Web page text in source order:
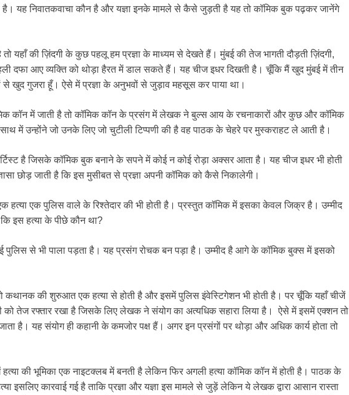
है। यह निवातकवाचा कौन है और यज्ञा इनके मामले से कैसे जुड़ती है यह तो कॉमिक बुक पढ़कर जानेंगे
तो यहाँ की ज़िंदगी के कुछ पहलू हम प्रज्ञा के माध्यम से देखते हैं। मुंबई की तेज भागती दौड़ती ज़िंदगी,
दफा आए व्यक्ति को थोड़ा हैरत में डाल सकते हैं। यह चीज इधर दिखती है। चूँकि मैं खुद मुंबई में तीन
से खुद गुजरा हूँ। ऐसे में प्रज्ञा के अनुभवों से जुड़ाव महसूस कर पाया था।
कॉन में जाती है तो कॉमिक कॉन के प्रसंग में लेखक ने बुल्स आय के रचनाकारों और कुछ और कॉमिक
में उन्होंने जो उनके लिए जो चुटीली टिप्पणी की है वह पाठक के चेहरे पर मुस्कराहट ले आती है।
है जिसके कॉमिक बुक बनाने के सपने में कोई न कोई रोड़ा अक्सर आता है। यह चीज इधर भी होती
छोड़ जाती है कि इस मुसीबत से प्रज्ञा अपनी कॉमिक को कैसे निकालेगी।
हत्या एक पुलिस वाले के रिश्तेदार की भी होती है। प्रस्तुत कॉमिक में इसका केवल जिक्र है। उम्मीद
इस हत्या के पीछे कौन था?
पुलिस से भी पाला पड़ता है। यह प्रसंग रोचक बन पड़ा है। उम्मीद है आगे के कॉमिक बुक्स में इसको
कथानक की शुरुआत एक हत्या से होती है और इसमें पुलिस इंवेस्टिगेशन भी होती है। पर चूँकि यहाँ चीजें
को तेज रफ्तार रखा है जिसके लिए लेखक ने संयोग का अत्यधिक सहारा लिया है। ऐसे में इसमें एक्शन तो
है। यह संयोग ही कहानी के कमजोर पक्ष हैं। अगर इन प्रसंगों पर थोड़ा और अधिक कार्य होता तो
की भूमिका एक नाइटक्लब में बनती है लेकिन फिर अगली हत्या कॉमिक कॉन में होती है। पाठक के
इसलिए कारवाई गई है ताकि प्रज्ञा और यज्ञा इस मामले से जुड़ें लेकिन ये लेखक द्वारा आसान रास्ता